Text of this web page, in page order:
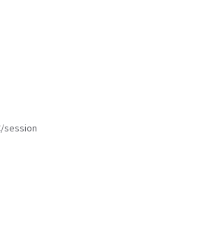
session